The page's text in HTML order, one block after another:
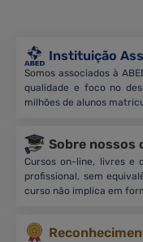
Instituição
Somos associados à
qualidade e foco no
milhões de alunos
Sobre nossos
Cursos on-line, livres e
profissional, sem
curso não implica em